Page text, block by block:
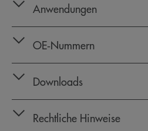
Anwendungen
OE‑Nummern
Downloads
Rechtliche Hinweise